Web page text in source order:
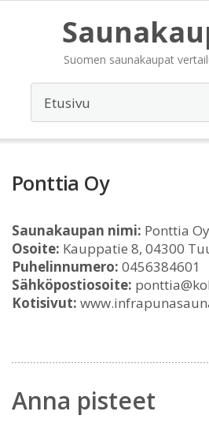
Suomen saunakaupat
Ponttia Oy
Saunakaupan nimi: Ponttia Oy
Osoite: Kauppatie 8, 04300
Puhelinnumero: 0456384601
Sähköpostiosoite:
Kotisivut:
Anna pisteet